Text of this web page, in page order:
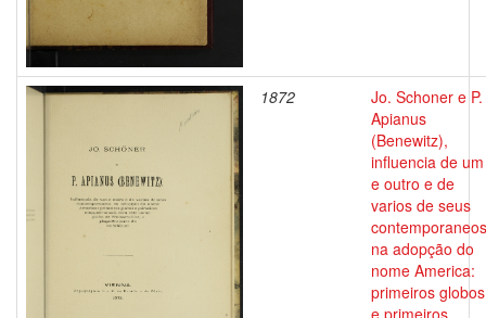
1872
Jo. Schoner e P.
Apianus
(Benewitz),
influencia de um
e outro e de
varios de seus
contemporaneos
na adopção do
nome America:
primeiros globos
e primeiros